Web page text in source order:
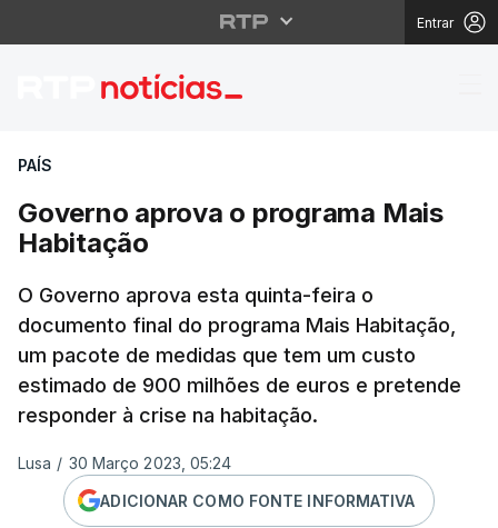
Entrar
Governo aprova o
PAÍS
Governo aprova o programa Mais
Habitação
O Governo aprova esta quinta-feira o
documento final do programa Mais Habitação,
um pacote de medidas que tem um custo
estimado de 900 milhões de euros e pretende
responder à crise na habitação.
Lusa / 30 Março 2023, 05:24
ADICIONAR COMO FONTE INFORMATIVA